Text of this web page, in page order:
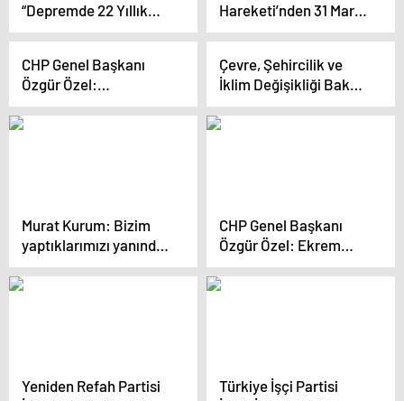
açıkladı
“Depremde 22 Yıllık
Hükümet Sınıfta Kaldı,
İçin Üstüme Geldiler”
Hareketi’nden 31 Mart
seçimleri çağrısı
CHP Genel Başkanı
Özgür Özel:
‘Önümüzdeki genel
seçimlerde partiyi
Çevre, Şehircilik ve
İklim Değişikliği Bakanı
Özhaseki, Balıkesir’de
mitingde konuştu
Murat Kurum: Bizim
yaptıklarımızı yanından
bile geçemezler
CHP Genel Başkanı
Özgür Özel: Ekrem
İmamoğlu’nun
Cumhurbaşkanı Adayı
Yeniden Refah Partisi
Türkiye İşçi Partisi